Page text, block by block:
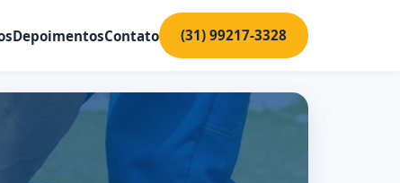
DepoimentosContato (31) 99217-3328